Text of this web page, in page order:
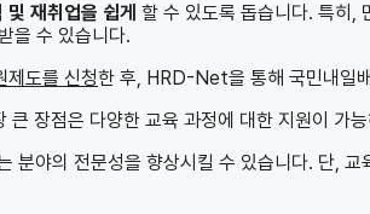
및 재취업을 쉽게 할 수 있도록 돕습니다. 특히,
을 수 있습니다.
제도를 신청한 후, HRD-Net을 통해 국민내일
장점은 다양한 교육 과정에 대한 지원이 가
분야의 전문성을 향상시킬 수 있습니다. 단,